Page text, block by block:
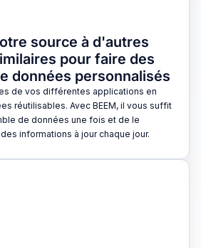
source à d'autres
pour faire des
données personnalisés
de vos différentes applications en
réutilisables. Avec BEEM, il vous suffit
de données une fois et de le
informations à jour chaque jour.